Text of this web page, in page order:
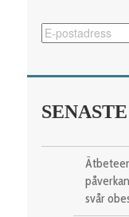
svår